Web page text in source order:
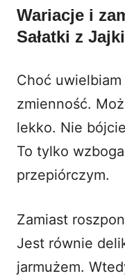
Wariacje i
Sałatki z
Choć uwielbiam
zmienność.
lekko. Nie
To tylko
przepiórczym.
Zamiast
Jest równie
jarmużem.